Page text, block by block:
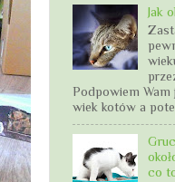
Jak
Podpowiem Wam
wiek kotów a
co